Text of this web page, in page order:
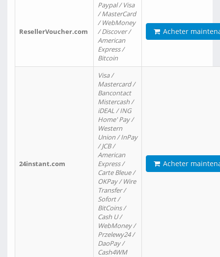
ResellerVoucher.com
Paypal / Visa
/ MasterCard
/ WebMoney
/ Discover /
American
Express /
Bitcoin
Acheter
24instant.com
Visa /
Mastercard /
Bancontact
Mistercash /
iDEAL / ING
Home' Pay /
Western
Union / InPay
/ JCB /
American
Express /
Carte Bleue /
OKPay / Wire
Transfer /
Sofort /
BitCoins /
Cash U /
WebMoney /
Przelewy24 /
DaoPay /
Cash4WM
Acheter